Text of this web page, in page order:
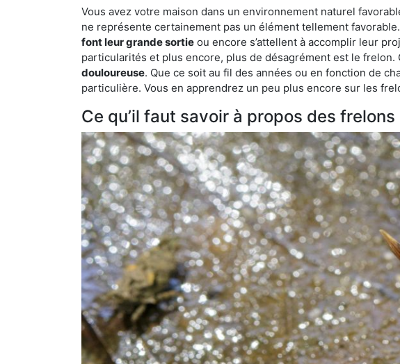
Vous avez votre maison dans un environnement naturel
ne représente certainement pas un élément tellement
font leur grande sortie ou encore s’attellent à accomplir leur
particularités et plus encore, plus de désagrément est le
douloureuse. Que ce soit au fil des années ou en fonction de
particulière. Vous en apprendrez un peu plus encore sur les
Ce qu’il faut savoir à propos des